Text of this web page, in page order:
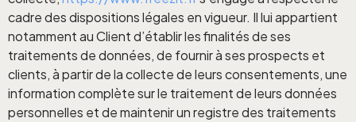
cadre des dispositions légales en vigueur. Il lui appartient
notamment au Client d’établir les finalités de ses
traitements de données, de fournir à ses prospects et
clients, à partir de la collecte de leurs consentements, une
information complète sur le traitement de leurs données
personnelles et de maintenir un registre des traitements